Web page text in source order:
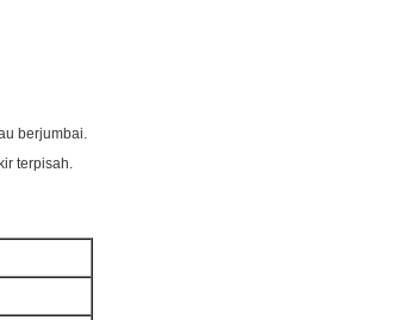
berjumbai.
terpisah.